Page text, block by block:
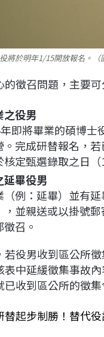
將於明年1/15開放報名。（
的徵召問題，主要
之役男
即將畢業的碩博士
。完成研替報名，
核定甄選錄取之日
延畢役男
（例：延畢）並有
，並親送或以掛號
召。
若役男收到區公所
表中延緩徵集事故
已收到區公所的徵
替起步制勝！替代